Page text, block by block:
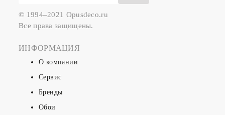
© 1994–2021 Opusdeco.ru
Все права защищены.
ИНФОРМАЦИЯ
О компании
Сервис
Бренды
Обои